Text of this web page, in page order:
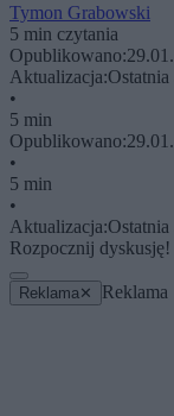
Tymon Grabowski
5 min czytania
Opublikowano:
Aktualizacja:
•
5 min
Opublikowano:
•
5 min
•
Aktualizacja:
Rozpocznij dyskusję!
Reklama ✕ Reklama